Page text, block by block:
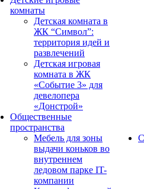
комнаты
Детская комната в
ЖК “Символ”:
территория идей и
развлечений
Детская игровая
комната в ЖК
«Событие 3» для
девелопера
«Донстрой»
Общественные
пространства
Мебель для зоны
выдачи коньков во
внутреннем
ледовом парке IT-
компании